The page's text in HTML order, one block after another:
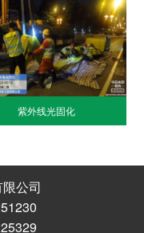
紫外线光固化
公司